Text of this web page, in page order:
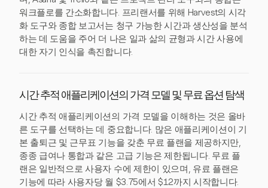
워크플로를 간소화합니다. 프리랜서를 위해 Harvest의 시각
화 도구와 종합 보고서는 청구 가능한 시간과 생산성을 분석
하는 데 도움을 주어 더 나은 일과 삶의 균형과 시간 사용에
대한 자기 인식을 촉진합니다.
시간 추적 애플리케이션의 가격 모델 및 무료 옵션 탐색
시간 추적 애플리케이션의 가격 모델을 이해하는 것은 올바
른 도구를 선택하는 데 중요합니다. 많은 애플리케이션이 기
본 출퇴근 및 근무표 기능을 갖춘 무료 플랜을 제공하지만,
종종 급여나 통합과 같은 고급 기능은 제한됩니다. 무료 플
랜은 일반적으로 사용자 수에 제한이 있으며, 유료 플랜은
기능에 따라 사용자당 월 $3.75에서 $12까지 시작합니다.